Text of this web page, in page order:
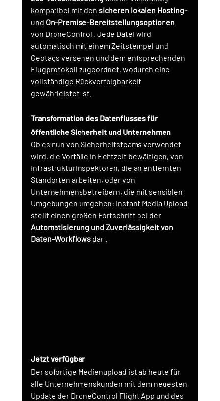
kompatibel mit den sicheren lokalen Hosting-
und On-Premise-Bereitstellungsoptionen
von DroneControl . Jede Datei wird
automatisch mit einem Zeitstempel und
Geotags versehen und dem entsprechenden
Flugprotokoll zugeordnet, wodurch eine
vollständige Rückverfolgbarkeit
gewährleistet ist.
Transformation des Datenflusses für
öffentliche Sicherheit und Unternehmen
Ob es nun von Sicherheitsteams verwendet
wird, die Vorfälle in Echtzeit bewältigen, von
Infrastrukturinspektoren, die an entfernten
Standorten arbeiten, oder von
Unternehmensbetreibern, die mit sensiblen
Umgebungen umgehen: Instant Media Upload
stellt einen großen Fortschritt bei der
Automatisierung und Zuverlässigkeit von
Daten-Workflows dar
Jetzt verfügbar
Der sofortige Medienupload ist ab heute für
alle Unternehmenskunden mit dem neuesten
Update der DroneControl Flight App und des